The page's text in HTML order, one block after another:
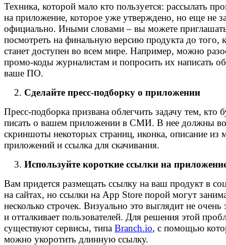
Техника, которой мало кто пользуется: рассылать
на приложение, которое уже утверждено, но еще не
официально. Иными словами – вы можете
посмотреть на финальную версию продукта до того,
станет доступен во всем мире. Например, можно
промо-коды журналистам и попросить их написать
ваше ПО.
Сделайте пресс-подборку о приложении
Пресс-подборка призвана облегчить задачу тем, кто
писать о вашем приложении в СМИ. В нее должны
скриншоты некоторых страниц, иконка, описание из
приложений и ссылка для скачивания.
Используйте короткие ссылки на
Вам придется размещать ссылку на ваш продукт в
на сайтах, но ссылки на App Store порой могут
несколько строчек. Визуально это выглядит не очень
и отталкивает пользователей. Для решения этой
существуют сервисы, типа Branch.io, с помощью
можно укоротить длинную ссылку.